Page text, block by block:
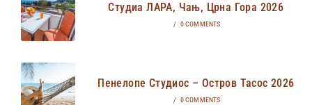
Студиа ЛАРА, Чањ, Црна Гора 2026
/ 0 COMMENTS
Пенелопе Студиос – Остров Тасос 2026
/ 0 COMMENTS